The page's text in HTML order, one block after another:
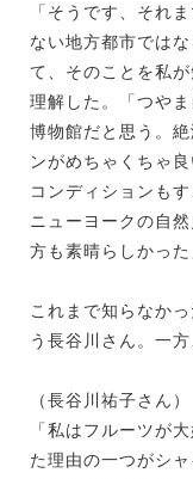
「そうです、それ
ない地方都市では
て、そのことを私
理解した。「つや
博物館だと思う。
ンがめちゃくちゃ
コンディションも
ニューヨークの自
方も素晴らしかった
これまで知らなか
う長谷川さん。一
（長谷川祐子さん）
「私はフルーツが
た理由の一つがシ